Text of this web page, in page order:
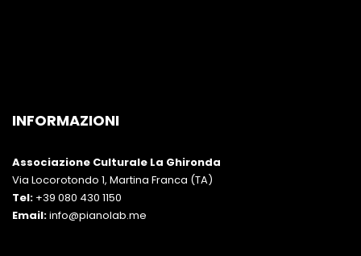
INFORMAZIONI
Associazione Culturale La Ghironda
Via Locorotondo 1, Martina Franca (TA)
Tel: +39 080 430 1150
Email:info@pianolab.me